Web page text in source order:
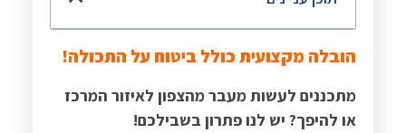
הובלה מקצועית כולל ביטוח על התכולה!
מתכננים לעשות מעבר מהצפון לאיזור המרכז
או להיפך? יש לנו פתרון בשבילכם!